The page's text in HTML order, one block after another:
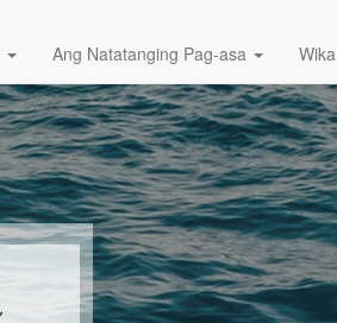
Ang Natatanging Pag-asa Wika